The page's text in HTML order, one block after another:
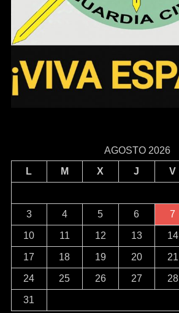
AGOSTO 2026
L
M X J V
3 4 5 6 7
10 11 12 13 14
17 18 19 20 21
24 25 26 27 28
31